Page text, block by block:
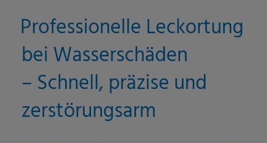
Professionelle Leckortung
bei Wasserschäden
– Schnell, präzise und
zerstörungsarm